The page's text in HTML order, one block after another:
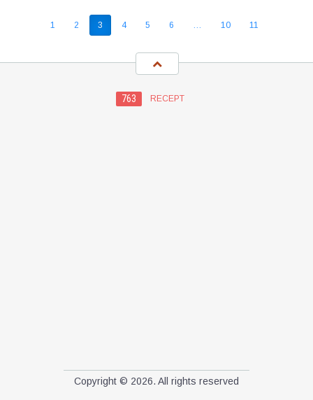
1 2 3 4 5 6 … 10 11
763 RECEPT
Copyright © 2026. All rights reserved